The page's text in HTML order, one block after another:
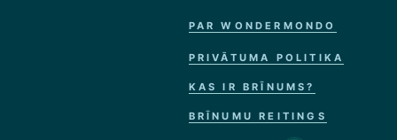
PAR WONDERMONDO
PRIVĀTUMA POLITIKA
KAS IR BRĪNUMS?
BRĪNUMU REITINGS